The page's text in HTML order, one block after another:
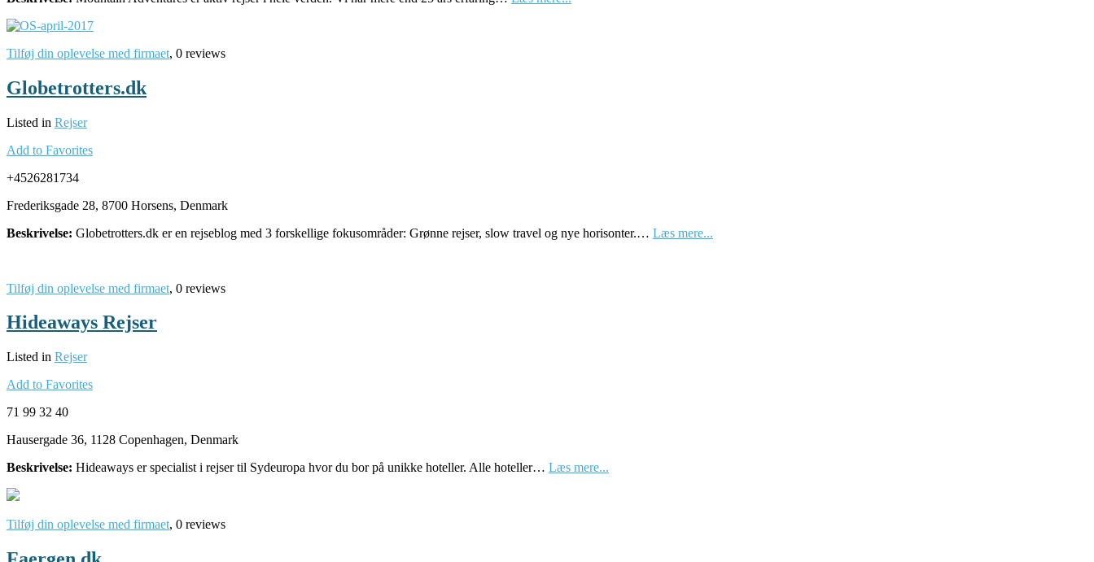
Tilføj din oplevelse med firmaet, 0 reviews
Globetrotters.dk
Listed in Rejser
Add to Favorites
+4526281734
Frederiksgade 28, 8700 Horsens, Denmark
Beskrivelse: Globetrotters.dk er en rejseblog med 3 forskellige fokusområder: Grønne rejser, slow travel og nye horisonter.… Læs mere...
Tilføj din oplevelse med firmaet, 0 reviews
Hideaways Rejser
Listed in Rejser
Add to Favorites
71 99 32 40
Hausergade 36, 1128 Copenhagen, Denmark
Beskrivelse: Hideaways er specialist i rejser til Sydeuropa hvor du bor på unikke hoteller. Alle hoteller… Læs mere...
Tilføj din oplevelse med firmaet, 0 reviews